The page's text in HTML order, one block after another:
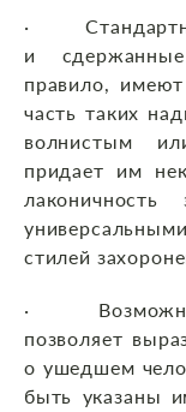
·
и
правило,
часть таких
волнистым
придает им
стилей
·
позволяет
о ушедшем
быть указаны